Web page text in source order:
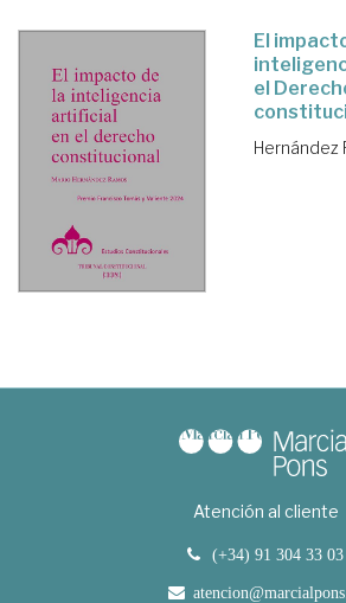
El
el
Hernández
Atención al cliente
(+34) 91 304 33 03